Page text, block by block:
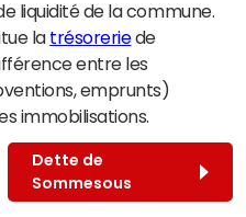
liquidité de la commune.
la trésoreriede
entre les
emprunts)
immobilisations.
Dette de
Sommesous